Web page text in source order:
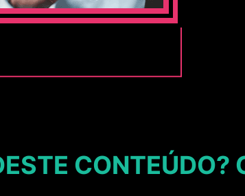
CONTEÚDO?